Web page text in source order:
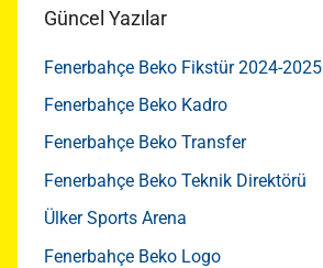
Güncel Yazılar
Fenerbahçe Beko Fikstür 2024-2025
Fenerbahçe Beko Kadro
Fenerbahçe Beko Transfer
Fenerbahçe Beko Teknik Direktörü
Ülker Sports Arena
Fenerbahçe Beko Logo